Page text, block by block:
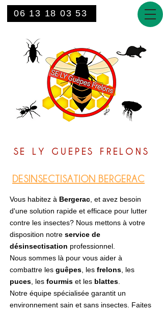
06 13 18 03 53
SE LY GUEPES FRELONS
DESINSECTISATION BERGERAC
Vous habitez à Bergerac , et avez besoin
d'une solution rapide et efficace pour lutter
contre les insectes? Nous mettons à votre
disposition notre service de
désinsectisation professionnel.
Nous sommes là pour vous aider à
combattre les guêpes , les frelons , les
puces , les fourmis et les blattes
Notre équipe spécialisée garantit un
environnement sain et sans insectes. Faites